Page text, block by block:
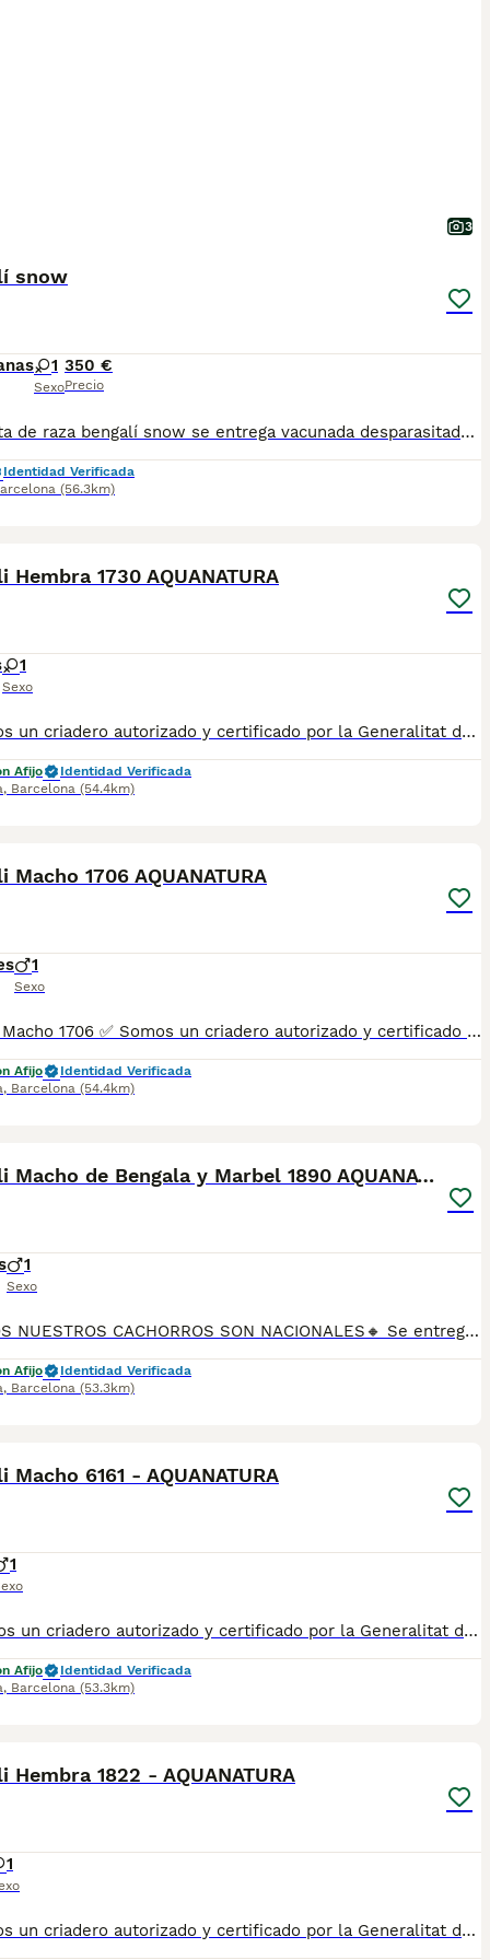
3
snow
1
Sexo
350 €
Precio
Hembrita de raza bengalí snow se entrega vacunada desparasitado con microchip de padre y madre bengali
Identidad Verificada
(56.3km)
Hembra 1730 AQUANATURA
1
Sexo
✅ Somos un criadero autorizado y certificado por la Generalitat de Catalunya bajo el número de Núcleo Zoológico G25/00314. PARA MÁS INFORMACIÓN: ☎️ 933095977 📱 685878504 / 674320847 💻 Más fotos y vídeos en nuestra web www.aquanatura.es 🚙 Hacemos envíos 📌 Calle Roger de Flor 45, muy cerca del Arc de Triomf de Barcelona, de Lunes a Sábados. Se entregan con la mayoría de sus vacunas, desparasitados interna y externamente, con microchip y su registro, cartilla sanitaria y contrato de garantías, documentación legal y factura. AQUANATURA
Afijo
Identidad Verificada
, Barcelona (54.4km)
Macho 1706 AQUANATURA
1
Sexo
Bengali Macho 1706 ✅ Somos un criadero autorizado y certificado por la Generalitat de Catalunya bajo el número de Núcleo Zoológico G25/00314. PARA MÁS INFORMACIÓN: ☎️ 933095977 📱 685878504 / 674320847 💻 Más fotos y vídeos en nuestra web www.aquanatura.es 🚙 Hacemos envíos 📌 Calle Roger de Flor 45, muy cerca del Arc de Triomf de Barcelona, de Lunes a Sábados. Se entregan con sus vacunas, desparasitados interna y externamente, con microchip y su registro, cartilla sanitaria y contrato de garantías, documentación legal y factura. AQUANATURA
Afijo
Identidad Verificada
, Barcelona (54.4km)
Bengali Macho de Bengala y Marbel 1890 AQUANATURA
1
Sexo
🔸TODOS NUESTROS CACHORROS SON NACIONALES🔸 Se entregan con sus vacunas, desparasitaciones internas y externas, microchip y su registro, cartilla sanitaria, contrato de garantías, toda su documentación legal y factura. ✅ Somos un criadero familiar autorizado y certificado por la Generalitat de Catalunya bajo el número de Núcleo Zoológico G25/00314. 💙 Con más de 30 años promoviendo la cría responsable. PARA MÁS INFORMACIÓN: ☎️ TIENDA 933095977 📱 CRIADERO 685878504 📱 WHATSAPP 674320847 🐶 Puedes conocer a los cachorros en persona (cita previa) 💻 Fotos y vídeos www.aquanatura.es 🚙 Hacemos envíos 💰 Financiamos 📌 Calle Roger de Flor 45, muy cerca del Arc de Triomf de Barcelona, de Lunes a Sábados. AQUANATURA
Afijo
Identidad Verificada
, Barcelona (53.3km)
Macho 6161 - AQUANATURA
1
💛 Somos un criadero autorizado y certificado por la Generalitat de Catalunya. 📌 Estamos en la calle Roger de Flor 45, muy cerca del Arc de Triomf de Barcelona, de Lunes a Sábados, desde las 10h hasta las 21:00h. MAS INFO ☎️ 933095977 📱 685878504 FOTOS Y VIDEOS 💻 www.aquanatura.es 🚙 HACEMOS ENVIOS Se entregan vacunados, desparasitados interna y externamente, con microchip y su registro, con cartilla sanitaria y contrato de garantías, bajo la supervisión de nuestro equipo veterinario.
Afijo
Identidad Verificada
, Barcelona (53.3km)
Hembra 1822 - AQUANATURA
1
✅ Somos un criadero autorizado y certificado por la Generalitat de Catalunya. ☎️ 933095977 📱 685878504 / 674320847 💻 www.aquanatura.es 🚙 Hacemos envíos 📌 Calle Roger de Flor 45, muy cerca del Arc de Triomf de Barcelona, de Lunes a Sábados, desde las 10h hasta las 20:00h. Se entregan con la mayoría de sus vacunas, desparasitados interna y externamente, con microchip y su registro, cartilla sanitaria y contrato de garantías, bajo la supervisión de nuestro equipo veterinario.